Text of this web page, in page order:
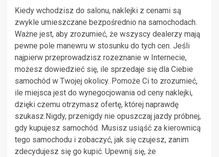
Kiedy wchodzisz do salonu, naklejki z cenami są
zwykle umieszczane bezpośrednio na samochodach.
Ważne jest, aby zrozumieć, że wszyscy dealerzy mają
pewne pole manewru w stosunku do tych cen. Jeśli
najpierw przeprowadzisz rozeznanie w Internecie,
możesz dowiedzieć się, ile sprzedaje się dla Ciebie
samochód w Twojej okolicy. Pomoże Ci to zrozumieć,
ile miejsca jest do wynegocjowania od ceny naklejki,
dzięki czemu otrzymasz ofertę, której naprawdę
szukasz.Nigdy, przenigdy nie opuszczaj jazdy próbnej,
gdy kupujesz samochód. Musisz usiąść za kierownicą
tego samochodu i zobaczyć, jak się czujesz, zanim
zdecydujesz się go kupić. Upewnij się, że